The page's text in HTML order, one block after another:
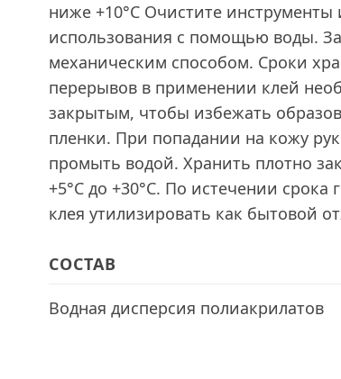
ниже +10°С Очистите инструменты
использования с помощью воды.
механическим способом. Сроки
перерывов в применении клей
закрытым, чтобы избежать
пленки. При попадании на кожу
промыть водой. Хранить плотно
+5°C до +30°C. По истечении
клея утилизировать как бытовой
СОСТАВ
Водная дисперсия полиакрилатов